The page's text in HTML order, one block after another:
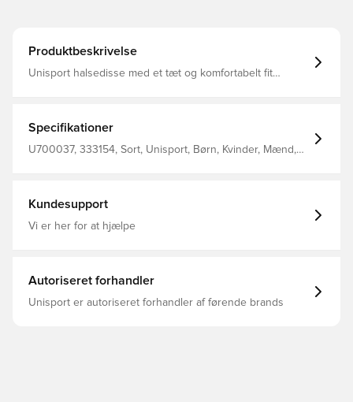
Produktbeskrivelse
Unisport halsedisse med et tæt og komfortabelt fit
Specifikationer
U700037, 333154, Sort, Unisport, Børn, Kvinder, Mænd,
Kundesupport
Vi er her for at hjælpe
Autoriseret forhandler
Unisport er autoriseret forhandler af førende brands